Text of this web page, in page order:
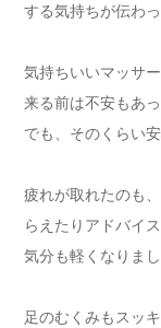
する気持ちが伝わっ
気持ちいいマッサ
来る前は不安もあ
でも、そのくらい
疲れが取れたのも
らえたりアドバイ
気分も軽くなりまし
足のむくみもスッ